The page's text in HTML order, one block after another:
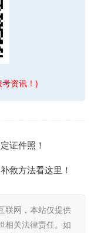
考资讯！)
证件照！
救方法看这里！
联网，本站仅提供
相关法律责任。如